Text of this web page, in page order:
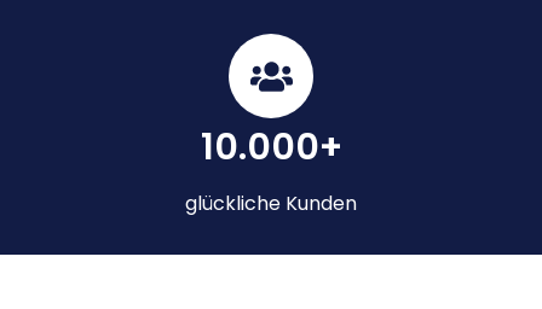
10.000+
glückliche Kunden